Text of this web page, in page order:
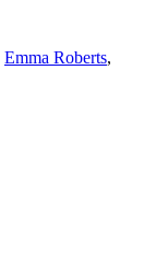
Emma Roberts,